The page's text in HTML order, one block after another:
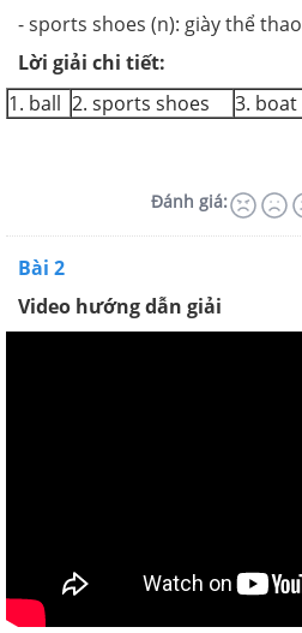
- sports shoes (n): giày thể thao
Lời giải chi tiết:
1. ball 2. sports shoes 3. boat
Đánh giá:
Bài 2
Video hướng dẫn giải